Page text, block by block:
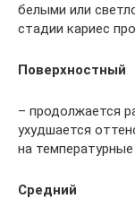
белыми или
стадии кариес
Поверхностный
– продолжается
ухудшается
на
Средний